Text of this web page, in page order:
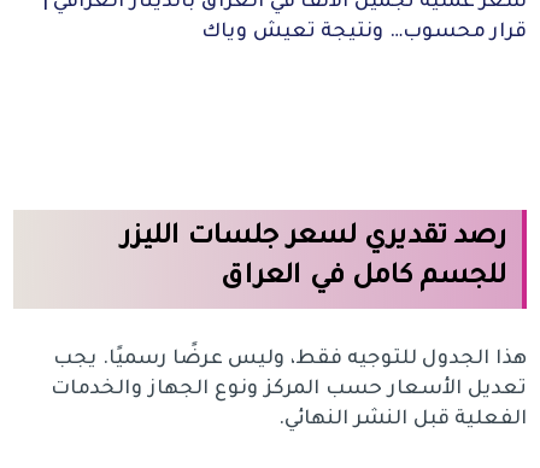
قرار محسوب… ونتيجة تعيش وياك
رصد تقديري لسعر جلسات الليزر
للجسم كامل في العراق
هذا الجدول للتوجيه فقط، وليس عرضًا رسميًا. يجب
تعديل الأسعار حسب المركز ونوع الجهاز والخدمات
الفعلية قبل النشر النهائي.